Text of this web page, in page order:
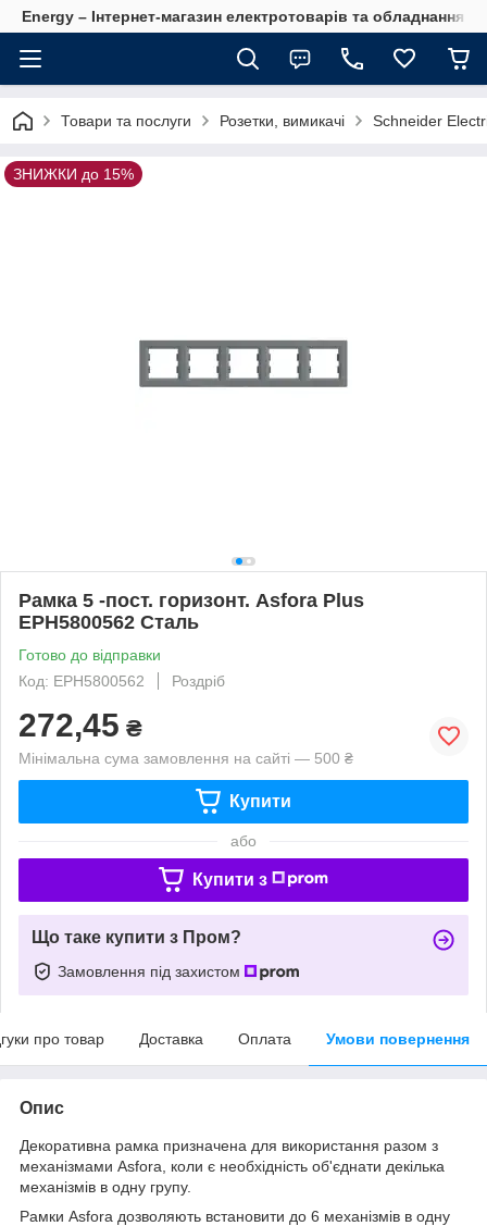
Energy – Інтернет-магазин електротоварів та обладнання
Товари та послуги Розетки, вимикачі Schneider
ЗНИЖКИ до 15%
Рамка 5 -пост. горизонт. Asfora Plus
EPH5800562 Сталь
Готово до відправки
Код: EPH5800562
Роздріб
272,45 ₴
Мінімальна сума замовлення на сайті — 500 ₴
Купити
або
Купити з
Що таке купити з Пром?
Замовлення під захистом
про товар Доставка Оплата Умови повернення
Опис
Декоративна рамка призначена для використання разом з
механізмами Asfora, коли є необхідність об'єднати декілька
механізмів в одну групу.
Рамки Asfora дозволяють встановити до 6 механізмів в одну